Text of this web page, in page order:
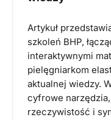
Artykuł
szkoleń BHP,
interaktywnymi
pielęgniarkom
aktualnej wiedzy.
cyfrowe
rzeczywistość i